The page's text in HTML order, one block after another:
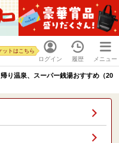
ログイン
ットはこちら
履歴 メニュー
り温泉、スーパー銭湯おすすめ（20